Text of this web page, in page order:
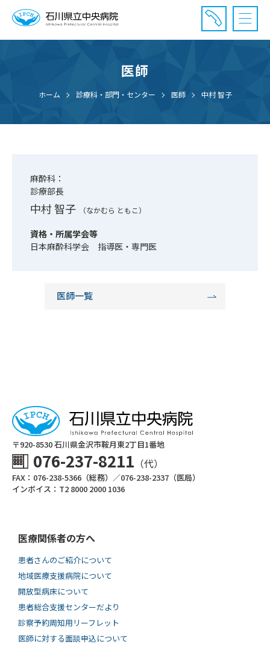
診療受付時間：午前8時20分〜午前11時20分まで
医師
ホーム 診療科・部門・センター 医師 中村 智子
麻酔科：
診療部長
中村 智子 （なかむら ともこ）
資格・所属学会等
日本麻酔科学会 指導医・専門医
医師一覧
〒920-8530 ⽯川県⾦沢市鞍⽉東2丁⽬1番地
076-237-8211 （代）
FAX：076-238-5366（総務）／076-238-2337（医局）
インボイス：T2 8000 2000 1036
医療関係者の方へ
患者さんのご紹介について
地域医療支援病院について
開放型病床について
患者総合支援センターだより
診察予約周知用リーフレット
医師に対する面談申込について